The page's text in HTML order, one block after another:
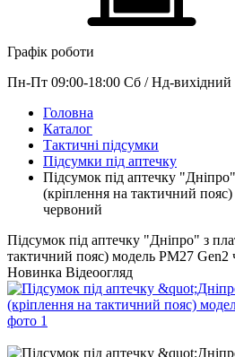
Графік роботи
Пн-Пт 09:00-18:00 Сб / Нд-вихідний
Головна
Каталог
Тактичні підсумки
Підсумки під аптечку
Підсумок під аптечку
(кріплення на тактичний
червоний
Підсумок під аптечку "Дніпро" з
тактичний пояс) модель PM27 Gen2
Новинка Відеоогляд